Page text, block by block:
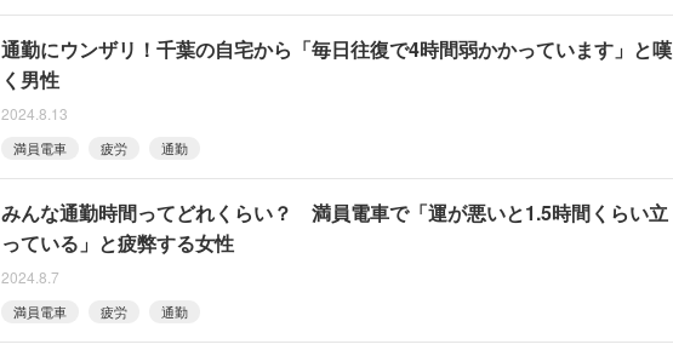
通勤にウンザリ！千葉の自宅から「毎日往復で4時間弱かかっています」と嘆
く男性
2024.8.13
満員電車 疲労 通勤
みんな通勤時間ってどれくらい？ 満員電車で「運が悪いと1.5時間くらい立
っている」と疲弊する女性
2024.8.7
満員電車 疲労 通勤